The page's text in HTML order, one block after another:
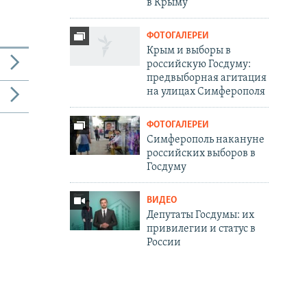
в Крыму
ФОТОГАЛЕРЕИ
Крым и выборы в
российскую Госдуму:
предвыборная агитация
на улицах Симферополя
ФОТОГАЛЕРЕИ
Симферополь накануне
российских выборов в
Госдуму
ВИДЕО
Депутаты Госдумы: их
привилегии и статус в
России